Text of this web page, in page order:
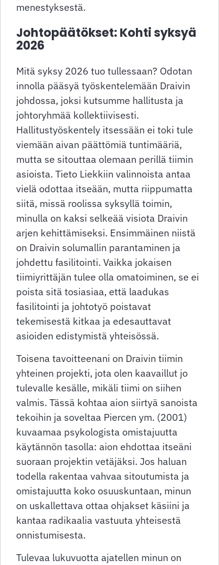
menestyksestä.
Johtopäätökset: Kohti syksyä
2026
Mitä syksy 2026 tuo tullessaan? Odotan
innolla pääsyä työskentelemään Draivin
johdossa, joksi kutsumme hallitusta ja
johtoryhmää kollektiivisesti.
Hallitustyöskentely itsessään ei toki tule
viemään aivan päättömiä tuntimääriä,
mutta se sitouttaa olemaan perillä tiimin
asioista. Tieto Liekkiin valinnoista antaa
vielä odottaa itseään, mutta riippumatta
siitä, missä roolissa syksyllä toimin,
minulla on kaksi selkeää visiota Draivin
arjen kehittämiseksi. Ensimmäinen niistä
on Draivin solumallin parantaminen ja
johdettu fasilitointi. Vaikka jokaisen
tiimiyrittäjän tulee olla omatoiminen, se ei
poista sitä tosiasiaa, että laadukas
fasilitointi ja johtotyö poistavat
tekemisestä kitkaa ja edesauttavat
asioiden edistymistä yhteisössä.
Toisena tavoitteenani on Draivin tiimin
yhteinen projekti, jota olen kaavaillut jo
tulevalle kesälle, mikäli tiimi on siihen
valmis. Tässä kohtaa aion siirtyä sanoista
tekoihin ja soveltaa Piercen ym. (2001)
kuvaamaa psykologista omistajuutta
käytännön tasolla: aion ehdottaa itseäni
suoraan projektin vetäjäksi. Jos haluan
todella rakentaa vahvaa sitoutumista ja
omistajuutta koko osuuskuntaan, minun
on uskallettava ottaa ohjakset käsiini ja
kantaa radikaalia vastuuta yhteisestä
onnistumisesta.
Tulevaa lukuvuotta ajatellen minun on